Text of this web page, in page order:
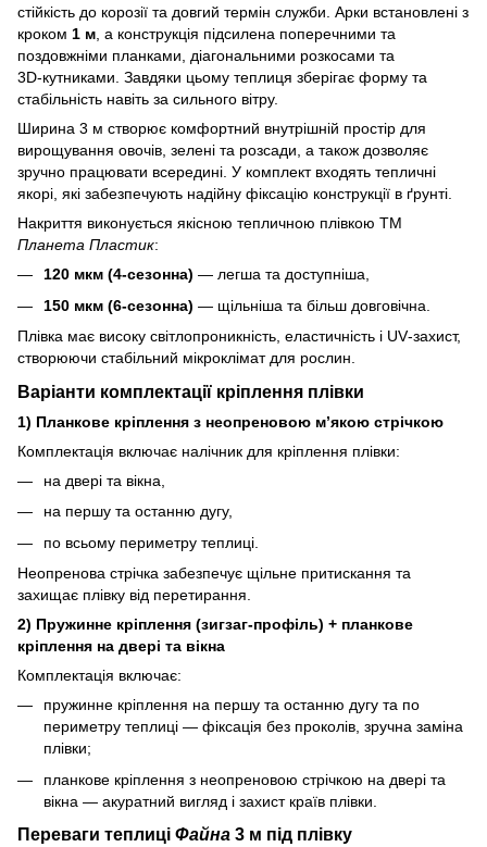
стійкість до корозії та довгий термін служби. Арки встановлені з
кроком 1 м, а конструкція підсилена поперечними та
поздовжніми планками, діагональними розкосами та
3D‑кутниками. Завдяки цьому теплиця зберігає форму та
стабільність навіть за сильного вітру.
Ширина 3 м створює комфортний внутрішній простір для
вирощування овочів, зелені та розсади, а також дозволяє
зручно працювати всередині. У комплект входять тепличні
якорі, які забезпечують надійну фіксацію конструкції в ґрунті.
Накриття виконується якісною тепличною плівкою ТМ
Планета Пластик:
120 мкм (4‑сезонна) — легша та доступніша,
150 мкм (6‑сезонна) — щільніша та більш довговічна.
Плівка має високу світлопроникність, еластичність і UV‑захист,
створюючи стабільний мікроклімат для рослин.
Варіанти комплектації кріплення плівки
1) Планкове кріплення з неопреновою м’якою стрічкою
Комплектація включає налічник для кріплення плівки:
на двері та вікна,
на першу та останню дугу,
по всьому периметру теплиці.
Неопренова стрічка забезпечує щільне притискання та
захищає плівку від перетирання.
2) Пружинне кріплення (зигзаг‑профіль) + планкове
кріплення на двері та вікна
Комплектація включає:
пружинне кріплення на першу та останню дугу та по
периметру теплиці — фіксація без проколів, зручна заміна
плівки;
планкове кріплення з неопреновою стрічкою на двері та
вікна — акуратний вигляд і захист країв плівки.
Переваги теплиці Файна 3 м під плівку